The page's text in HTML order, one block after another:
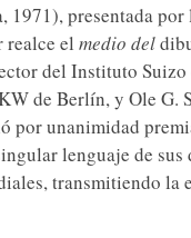
1971), presentada
realce el medio del
del Instituto
de Berlín, y Ole
por unanimidad
lenguaje de
transmitiendo la